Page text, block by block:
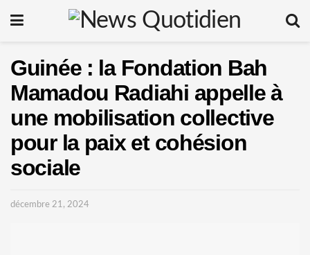
Guinée : la Fondation Bah
Mamadou Radiahi appelle à
une mobilisation collective
pour la paix et cohésion
sociale
décembre 21, 2024